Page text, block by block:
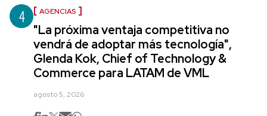
4 AGENCIAS
"La próxima ventaja competitiva no
vendrá de adoptar más tecnología",
Glenda Kok, Chief of Technology &
Commerce para LATAM de VML
agosto 5, 2026